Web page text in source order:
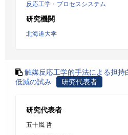
反応工学・プロセスシステム
研究機関
北海道大学
触媒反応工学的手法による担
低減の試み
研究代表者
研究代表者
五十嵐 哲